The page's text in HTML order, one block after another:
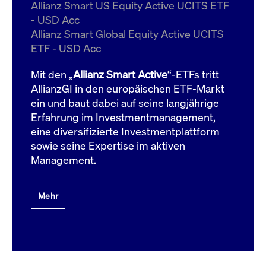
Allianz Smart US Equity Active UCITS ETF
- USD Acc
Allianz Smart Global Equity Active UCITS
ETF - USD Acc
Mit den „Allianz Smart Active“-ETFs tritt
AllianzGI in den europäischen ETF-Markt
ein und baut dabei auf seine langjährige
Erfahrung im Investmentmanagement,
eine diversifizierte Investmentplattform
sowie seine Expertise im aktiven
Management.
Mehr
ApplicationGatewayAffinityCORS
boerse.com
Domain
bis